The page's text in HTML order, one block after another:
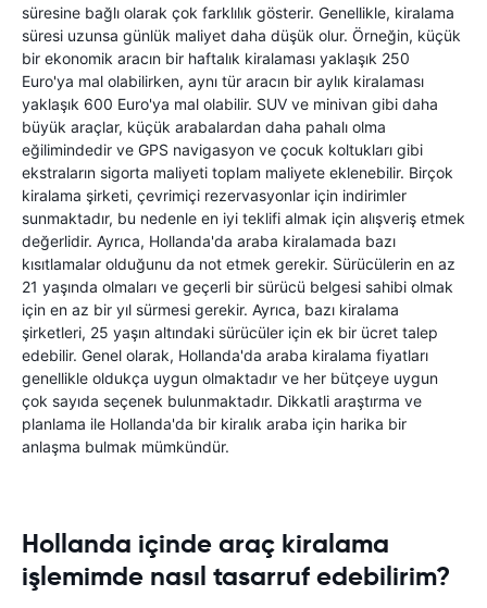
süresine bağlı olarak çok farklılık gösterir. Genellikle, kiralama
süresi uzunsa günlük maliyet daha düşük olur. Örneğin, küçük
bir ekonomik aracın bir haftalık kiralaması yaklaşık 250
Euro'ya mal olabilirken, aynı tür aracın bir aylık kiralaması
yaklaşık 600 Euro'ya mal olabilir. SUV ve minivan gibi daha
büyük araçlar, küçük arabalardan daha pahalı olma
eğilimindedir ve GPS navigasyon ve çocuk koltukları gibi
ekstraların sigorta maliyeti toplam maliyete eklenebilir. Birçok
kiralama şirketi, çevrimiçi rezervasyonlar için indirimler
sunmaktadır, bu nedenle en iyi teklifi almak için alışveriş etmek
değerlidir. Ayrıca, Hollanda'da araba kiralamada bazı
kısıtlamalar olduğunu da not etmek gerekir. Sürücülerin en az
21 yaşında olmaları ve geçerli bir sürücü belgesi sahibi olmak
için en az bir yıl sürmesi gerekir. Ayrıca, bazı kiralama
şirketleri, 25 yaşın altındaki sürücüler için ek bir ücret talep
edebilir. Genel olarak, Hollanda'da araba kiralama fiyatları
genellikle oldukça uygun olmaktadır ve her bütçeye uygun
çok sayıda seçenek bulunmaktadır. Dikkatli araştırma ve
planlama ile Hollanda'da bir kiralık araba için harika bir
anlaşma bulmak mümkündür.
Hollanda içinde araç kiralama
işlemimde nasıl tasarruf edebilirim?